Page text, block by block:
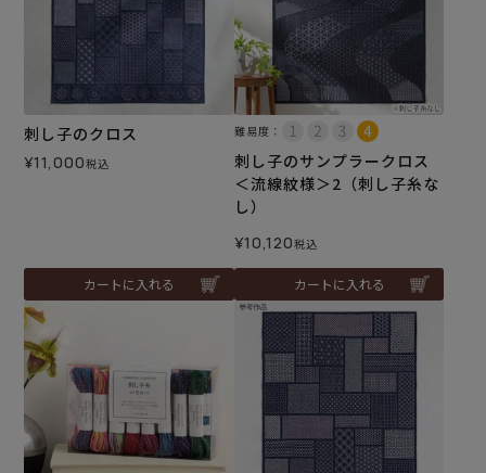
刺し子のクロス
¥11,000税込
カートに入れる
難易度：
刺し子のサンプラークロス
＜流線紋様＞2（刺し子糸な
し）
¥10,120税込
カートに入れる